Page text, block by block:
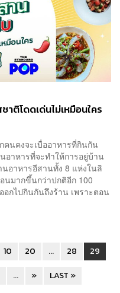
ติโดดเด่นไม่เหมือนใคร
คนคงจะเบื่ออาหารที่กินกัน
อาหารที่จะทำให้การอยู่บ้าน
อาหารอีสานทั้ง 8 แห่งในลิ
มากขึ้นกว่าปกติอีก 100
กไปกินกันถึงร้าน เพราะตอน
10 20 ... 28
29
... » LAST »